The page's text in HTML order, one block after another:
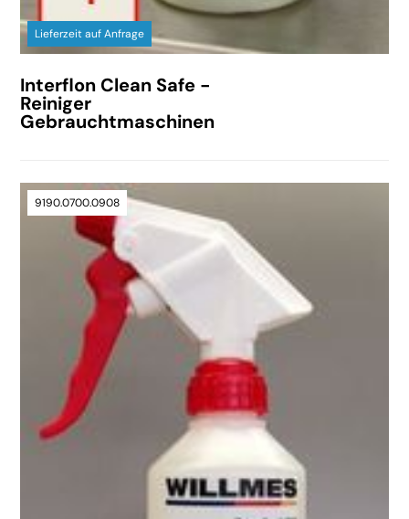
Lieferzeit auf Anfrage
Interflon Clean Safe -
Reiniger
Gebrauchtmaschinen
9190.0700.0908